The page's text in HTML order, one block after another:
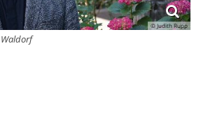
© Judith Rupp